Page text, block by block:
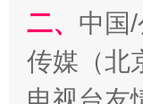
二、 中国
传媒（北